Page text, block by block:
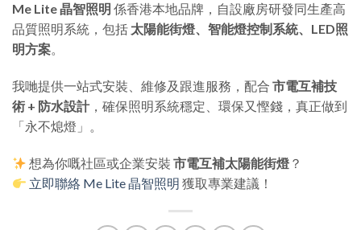
Me Lite 晶智照明 係香港本地品牌，自設廠房研發同生產高
品質照明系統，包括 太陽能街燈、智能燈控制系統、LED照
明方案。
我哋提供一站式安裝、維修及跟進服務，配合 市電互補技
術 + 防水設計，確保照明系統穩定、環保又慳錢，真正做到
「永不熄燈」。
想為你嘅社區或企業安裝市電互補太陽能街燈？
立即聯絡 Me Lite 晶智照明 獲取專業建議！